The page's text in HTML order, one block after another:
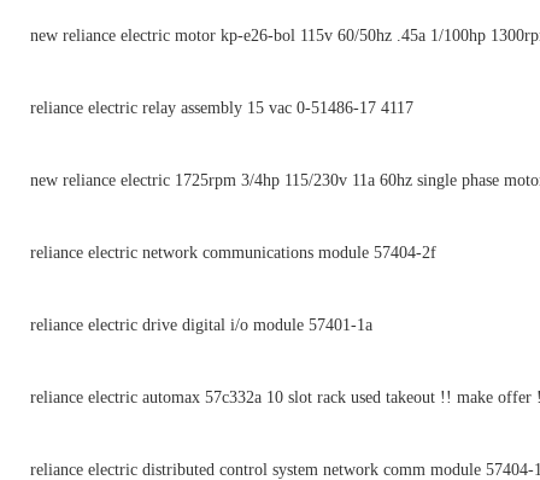
new reliance electric motor kp-e26-bol 115v 60/50hz .45a 1/100hp
reliance electric relay assembly 15 vac 0-51486-17 4117
new reliance electric 1725rpm 3/4hp 115/230v 11a 60hz single phase
reliance electric network communications module 57404-2f
reliance electric drive digital i/o module 57401-1a
reliance electric automax 57c332a 10 slot rack used takeout !! make offer
reliance electric distributed control system network comm module 57404-